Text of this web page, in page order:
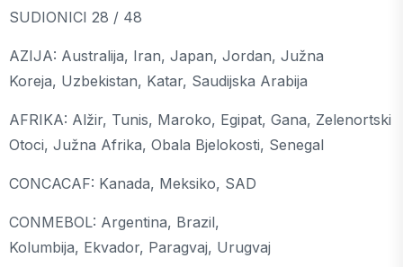
SUDIONICI 28 / 48
AZIJA: Australija, Iran, Japan, Jordan, Južna
Koreja, Uzbekistan, Katar, Saudijska Arabija
AFRIKA: Alžir, Tunis, Maroko, Egipat, Gana, Zelenortski
Otoci, Južna Afrika, Obala Bjelokosti, Senegal
CONCACAF: Kanada, Meksiko, SAD
CONMEBOL: Argentina, Brazil,
Kolumbija, Ekvador, Paragvaj, Urugvaj